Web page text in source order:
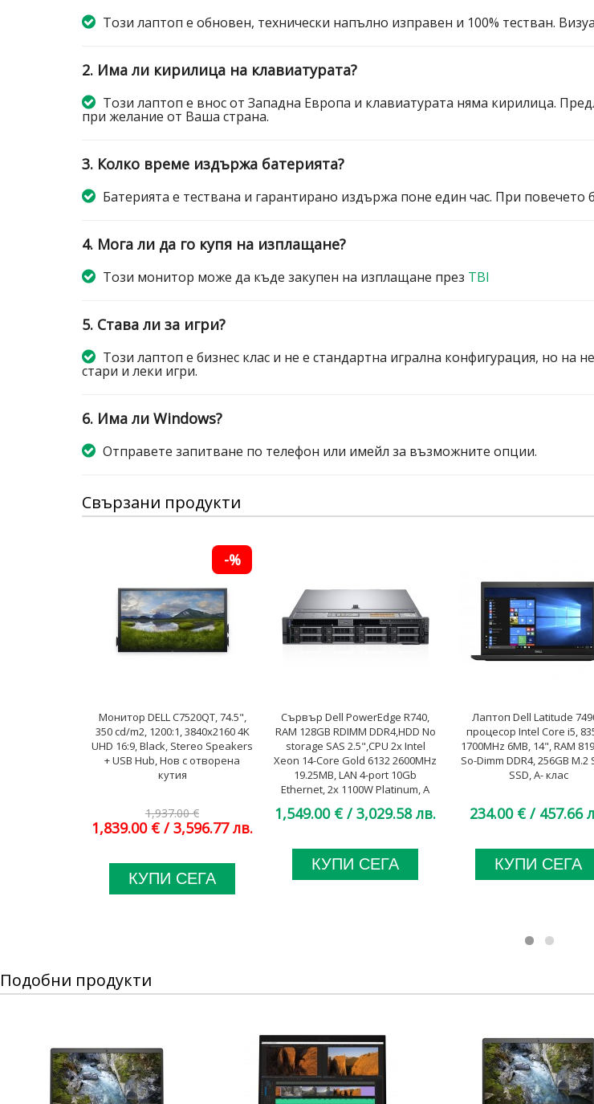
Този лаптоп е обновен, технически напълно изправен и 100% тестван.
2. Има ли кирилица на клавиатурата?
Този лаптоп е внос от Западна Европа и клавиатурата няма кирилица.
при желание от Ваша страна.
3. Колко време издържа батерията?
Батерията е тествана и гарантирано издържа поне един час. При повечето
4. Мога ли да го купя на изплащане?
Този монитор може да къде закупен на изплащане през TBI
5. Става ли за игри?
Този лаптоп е бизнес клас и не е стандартна игрална конфигурация, но на
стари и леки игри.
6. Има ли Windows?
Отправете запитване по телефон или имейл за възможните опции.
Свързани продукти
Монитор DELL C7520QT, 74.5",
350 cd/m2, 1200:1, 3840x2160 4K
UHD 16:9, Black, Stereo Speakers
+ USB Hub, Нов с отворена
кутия
1,937.00 €
1,839.00 € / 3,596.77 лв.
-%
КУПИ СЕГА
Сървър Dell PowerEdge R740,
RAM 128GB RDIMM DDR4,HDD No
storage SAS 2.5",CPU 2x Intel
Xeon 14-Core Gold 6132 2600MHz
19.25MB, LAN 4-port 10Gb
Ethernet, 2x 1100W Platinum, A
1,549.00 € / 3,029.58 лв.
КУПИ СЕГА
Лаптоп Dell Latitude
процесор Intel Core i5,
1700MHz 6MB, 14", RAM
So-Dimm DDR4, 256GB M.2
SSD, A- клас
234.00 € / 457.66
КУПИ СЕГА
Подобни продукти